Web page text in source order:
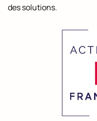
des solutions.